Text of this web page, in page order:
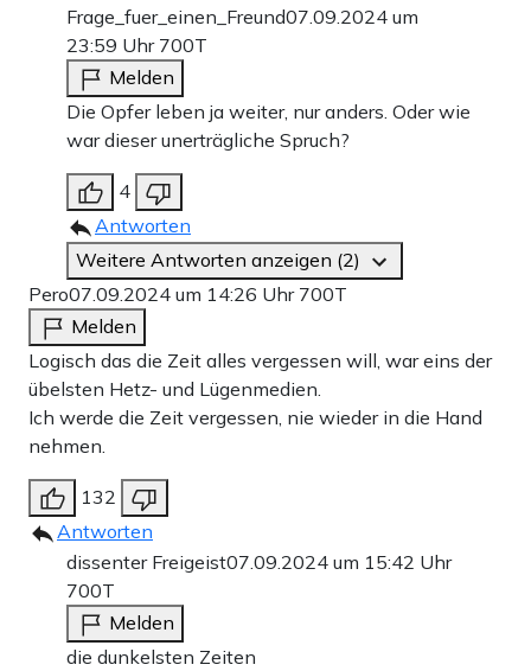
Frage_fuer_einen_Freund07.09.2024 um
23:59 Uhr 700T
Melden
Die Opfer leben ja weiter, nur anders. Oder wie
war dieser unerträgliche Spruch?
4
Antworten
Weitere Antworten anzeigen (2)
Pero07.09.2024 um 14:26 Uhr 700T
Melden
Logisch das die Zeit alles vergessen will, war eins der
übelsten Hetz- und Lügenmedien.
Ich werde die Zeit vergessen, nie wieder in die Hand
nehmen.
132
Antworten
dissenter Freigeist07.09.2024 um 15:42 Uhr
700T
Melden
die dunkelsten Zeiten